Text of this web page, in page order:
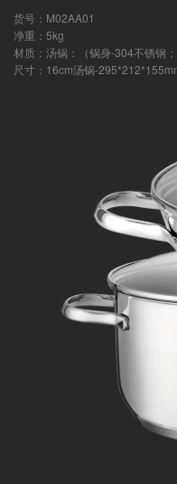
货号：M02AA01
净重：5kg
材质：汤锅：（锅身-304不锈钢
尺寸：16cm汤锅-